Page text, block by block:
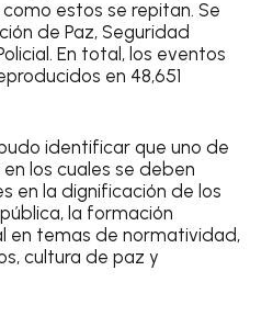
estos se repitan. Se
de Paz, Seguridad
En total, los eventos
en 48,651
identificar que uno de
los cuales se deben
en la dignificación de los
la formación
en temas de normatividad,
cultura de paz y